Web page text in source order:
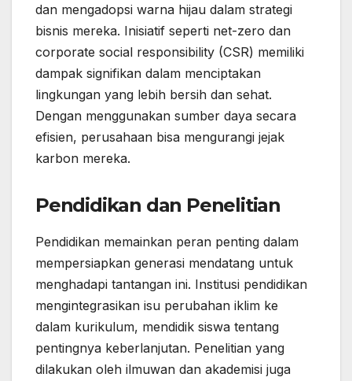
dan mengadopsi warna hijau dalam strategi
bisnis mereka. Inisiatif seperti net-zero dan
corporate social responsibility (CSR) memiliki
dampak signifikan dalam menciptakan
lingkungan yang lebih bersih dan sehat.
Dengan menggunakan sumber daya secara
efisien, perusahaan bisa mengurangi jejak
karbon mereka.
Pendidikan dan Penelitian
Pendidikan memainkan peran penting dalam
mempersiapkan generasi mendatang untuk
menghadapi tantangan ini. Institusi pendidikan
mengintegrasikan isu perubahan iklim ke
dalam kurikulum, mendidik siswa tentang
pentingnya keberlanjutan. Penelitian yang
dilakukan oleh ilmuwan dan akademisi juga